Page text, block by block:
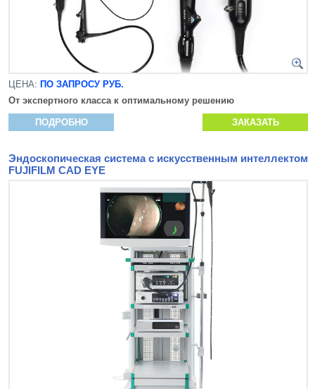
ЦЕНА: ПО ЗАПРОСУ РУБ.
От экспертного класса к оптимальному решению
ПОДРОБНО ЗАКАЗАТЬ
Эндоскопическая система с искусственным интеллектом
FUJIFILM CAD EYE